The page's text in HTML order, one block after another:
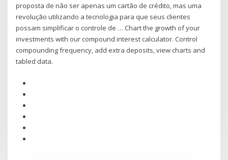
proposta de não ser apenas um cartão de crédito, mas uma
revolução utilizando a tecnologia para que seus clientes
possam simplificar o controle de … Chart the growth of your
investments with our compound interest calculator. Control
compounding frequency, add extra deposits, view charts and
tabled data.